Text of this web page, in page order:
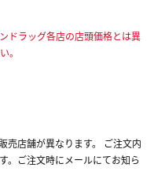
ドラッグ各店の店頭価格とは異
。
売店舗が異なります。 ご注文内
。ご注文時にメールにてお知ら